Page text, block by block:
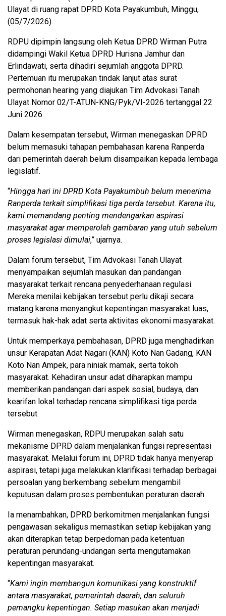
Ulayat di ruang rapat DPRD Kota Payakumbuh, Minggu,
(05/7/2026).
RDPU dipimpin langsung oleh Ketua DPRD Wirman Putra
didampingi Wakil Ketua DPRD Hurisna Jamhur dan
Erlindawati, serta dihadiri sejumlah anggota DPRD.
Pertemuan itu merupakan tindak lanjut atas surat
permohonan hearing yang diajukan Tim Advokasi Tanah
Ulayat Nomor 02/T-ATUN-KNG/Pyk/VI-2026 tertanggal 22
Juni 2026.
Dalam kesempatan tersebut, Wirman menegaskan DPRD
belum memasuki tahapan pembahasan karena Ranperda
dari pemerintah daerah belum disampaikan kepada lembaga
legislatif.
“Hingga hari ini DPRD Kota Payakumbuh belum menerima
Ranperda terkait simplifikasi tiga perda tersebut. Karena itu,
kami memandang penting mendengarkan aspirasi
masyarakat agar memperoleh gambaran yang utuh sebelum
proses legislasi dimulai,” ujarnya.
Dalam forum tersebut, Tim Advokasi Tanah Ulayat
menyampaikan sejumlah masukan dan pandangan
masyarakat terkait rencana penyederhanaan regulasi.
Mereka menilai kebijakan tersebut perlu dikaji secara
matang karena menyangkut kepentingan masyarakat luas,
termasuk hak-hak adat serta aktivitas ekonomi masyarakat.
Untuk memperkaya pembahasan, DPRD juga menghadirkan
unsur Kerapatan Adat Nagari (KAN) Koto Nan Gadang, KAN
Koto Nan Ampek, para niniak mamak, serta tokoh
masyarakat. Kehadiran unsur adat diharapkan mampu
memberikan pandangan dari aspek sosial, budaya, dan
kearifan lokal terhadap rencana simplifikasi tiga perda
tersebut.
Wirman menegaskan, RDPU merupakan salah satu
mekanisme DPRD dalam menjalankan fungsi representasi
masyarakat. Melalui forum ini, DPRD tidak hanya menyerap
aspirasi, tetapi juga melakukan klarifikasi terhadap berbagai
persoalan yang berkembang sebelum mengambil
keputusan dalam proses pembentukan peraturan daerah.
Ia menambahkan, DPRD berkomitmen menjalankan fungsi
pengawasan sekaligus memastikan setiap kebijakan yang
akan diterapkan tetap berpedoman pada ketentuan
peraturan perundang-undangan serta mengutamakan
kepentingan masyarakat.
“Kami ingin membangun komunikasi yang konstruktif
antara masyarakat, pemerintah daerah, dan seluruh
pemangku kepentingan. Setiap masukan akan menjadi